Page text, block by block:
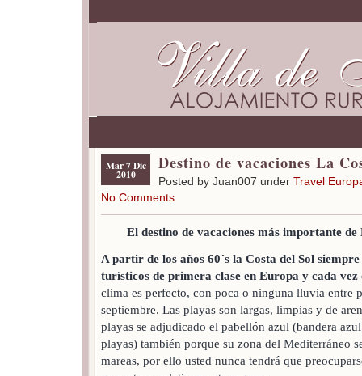
Mar 7 Dic
2010
Destino de vacaciones La
Posted by Juan007 under Travel
No Comments
El destino de vacaciones más importante
A partir de los años 60´s la Costa del Sol
turísticos de primera clase en Europa y cada vez
clima es perfecto, con poca o ninguna lluvia entre
septiembre. Las playas son largas, limpias y de
playas se adjudicado el pabellón azul (bandera
playas) también porque su zona del Mediterráneo
mareas, por ello usted nunca tendrá que